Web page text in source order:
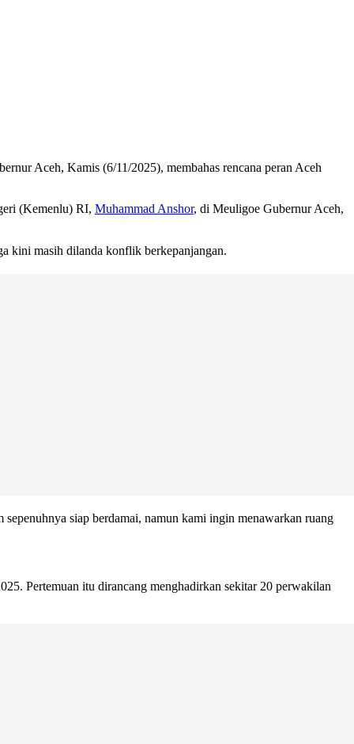
Aceh, Kamis (6/11/2025), membahas rencana peran Aceh
(Kemenlu) RI, Muhammad Anshor, di Meuligoe Gubernur Aceh,
kini masih dilanda konflik berkepanjangan.
siap berdamai, namun kami ingin menawarkan ruang
Pertemuan itu dirancang menghadirkan sekitar 20 perwakilan